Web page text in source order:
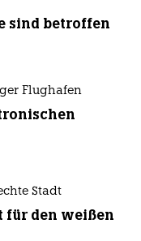
sind betroffen
Flughafen
Stadt
für den weißen